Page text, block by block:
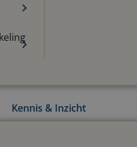
Kennis & Inzicht